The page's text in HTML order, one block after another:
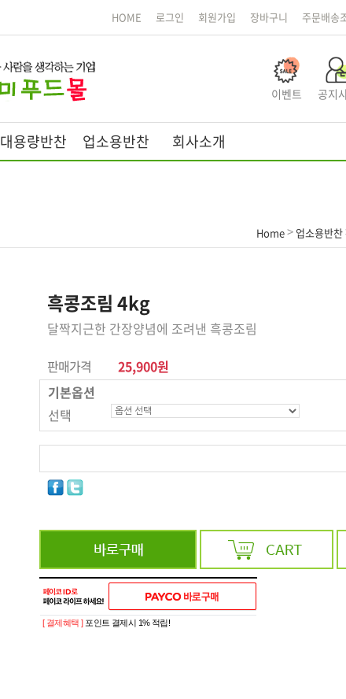
HOME 로그인 회원가입 장바구니 주문배송
이벤트 공지
대용량반찬 업소용반찬 회사소개
Home> 업소용반찬
흑콩조림 4kg
달짝지근한 간장양념에 조려낸 흑콩조림
판매가격
25,900원
기본옵션
선택
[ 결제혜택 ] 포인트 결제시 1% 적립!